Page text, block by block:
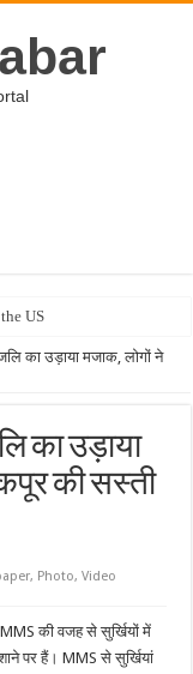
US
US
का उड़ाया मजाक, लोगों ने
का उड़ाया
की सस्ती
, Photo,Video
की वजह से सुर्खियों में
पर हैं। MMS से सुर्खियां